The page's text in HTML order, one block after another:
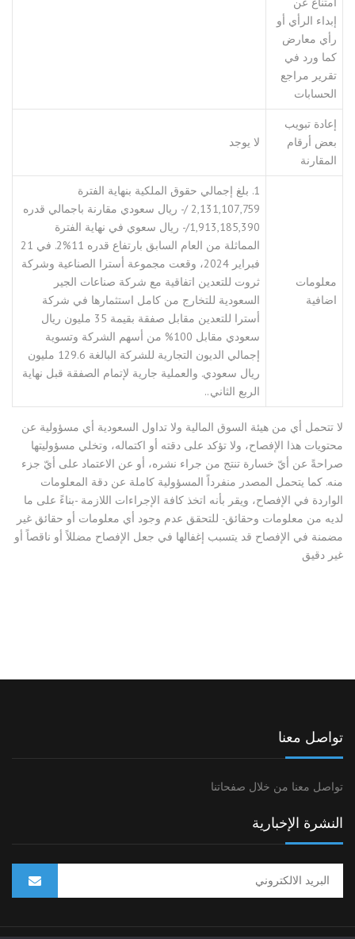
إبداء الرأي أو
رأي معارض
كما ورد في
تقرير مراجع
الحسابات
إعادة تبويب
بعض أرقام
المقارنة
لا يوجد
معلومات
اضافية
1. بلغ إجمالي حقوق الملكية بنهاية الفترة
2,131,107,759 /- ريال سعودي مقارنة باجمالي قدره
1,913,185,390/- ريال سعوي في نهاية الفترة
المماثلة من العام السابق بارتفاع قدره 11%2. في 21
فبراير 2024، وقعت مجموعة أسترا الصناعية وشركة
ثروت للتعدين اتفاقية مع شركة صناعات الجير
السعودية للتخارج من كامل استثمارها في شركة
أسترا للتعدين مقابل صفقة بقيمة 35 مليون ريال
سعودي مقابل 100% من أسهم الشركة وتسوية
إجمالي الديون التجارية للشركة البالغة 129.6 مليون
ريال سعودي. والعملية جارية لإتمام الصفقة قبل نهاية
الربع الثاني..
لا تتحمل أي من هيئة السوق المالية ولا تداول السعودية أي مسؤولية عن
محتويات هذا الإفصاح، ولا تؤكد على دقته أو اكتماله، وتخلي مسؤوليتها
صراحةً عن أيّ خسارة تنتج من جراء نشره، أو عن الاعتماد على أيّ جزء
منه. كما يتحمل المصدر منفرداً المسؤولية كاملة عن دقة المعلومات
الواردة في الإفصاح، ويقر بأنه اتخذ كافة الإجراءات اللازمة -بناءً على ما
لديه من معلومات وحقائق- للتحقق عدم وجود أي معلومات أو حقائق غير
مضمنة في الإفصاح قد يتسبب إغفالها في جعل الإفصاح مضللاً أو ناقصاً أو
غير دقيق
تواصل معنا
تواصل معنا من خلال صفحاتنا
النشرة الإخبارية